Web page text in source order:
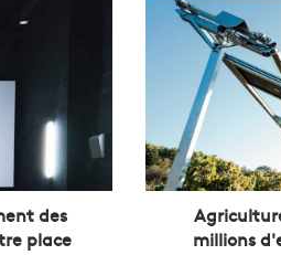
des
place
l
t
u
millions